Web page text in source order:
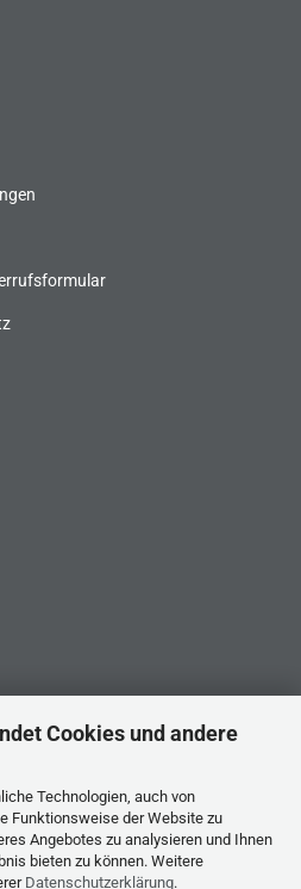
Cookies und andere
Technologien, auch von
Funktionsweise der Website zu
Angebotes zu analysieren und Ihnen
bieten zu können. Weitere
Datenschutzerklärung.